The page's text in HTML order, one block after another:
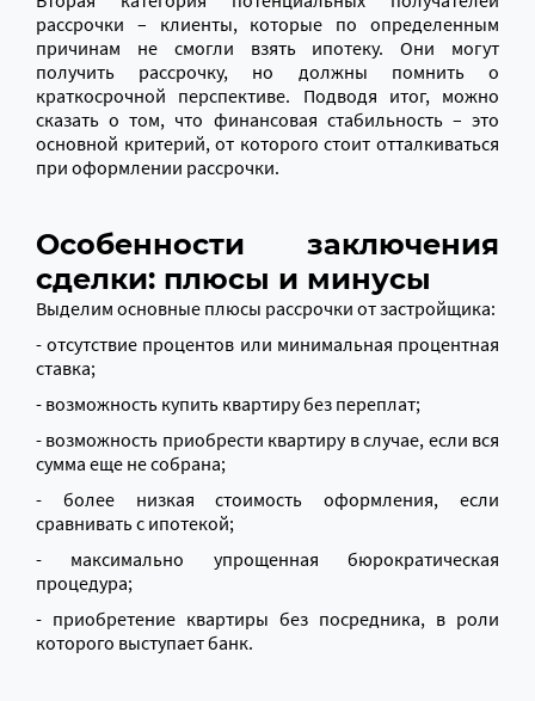
рассрочки – клиенты, которые по определенным
причинам не смогли взять ипотеку. Они могут
получить рассрочку, но должны помнить о
краткосрочной перспективе. Подводя итог, можно
сказать о том, что финансовая стабильность – это
основной критерий, от которого стоит отталкиваться
при оформлении рассрочки.
Особенности заключения
сделки: плюсы и минусы
Выделим основные плюсы рассрочки от застройщика:
- отсутствие процентов или минимальная процентная
ставка;
- возможность купить квартиру без переплат;
- возможность приобрести квартиру в случае, если вся
сумма еще не собрана;
- более низкая стоимость оформления, если
сравнивать с ипотекой;
- максимально упрощенная бюрократическая
процедура;
- приобретение квартиры без посредника, в роли
которого выступает банк.